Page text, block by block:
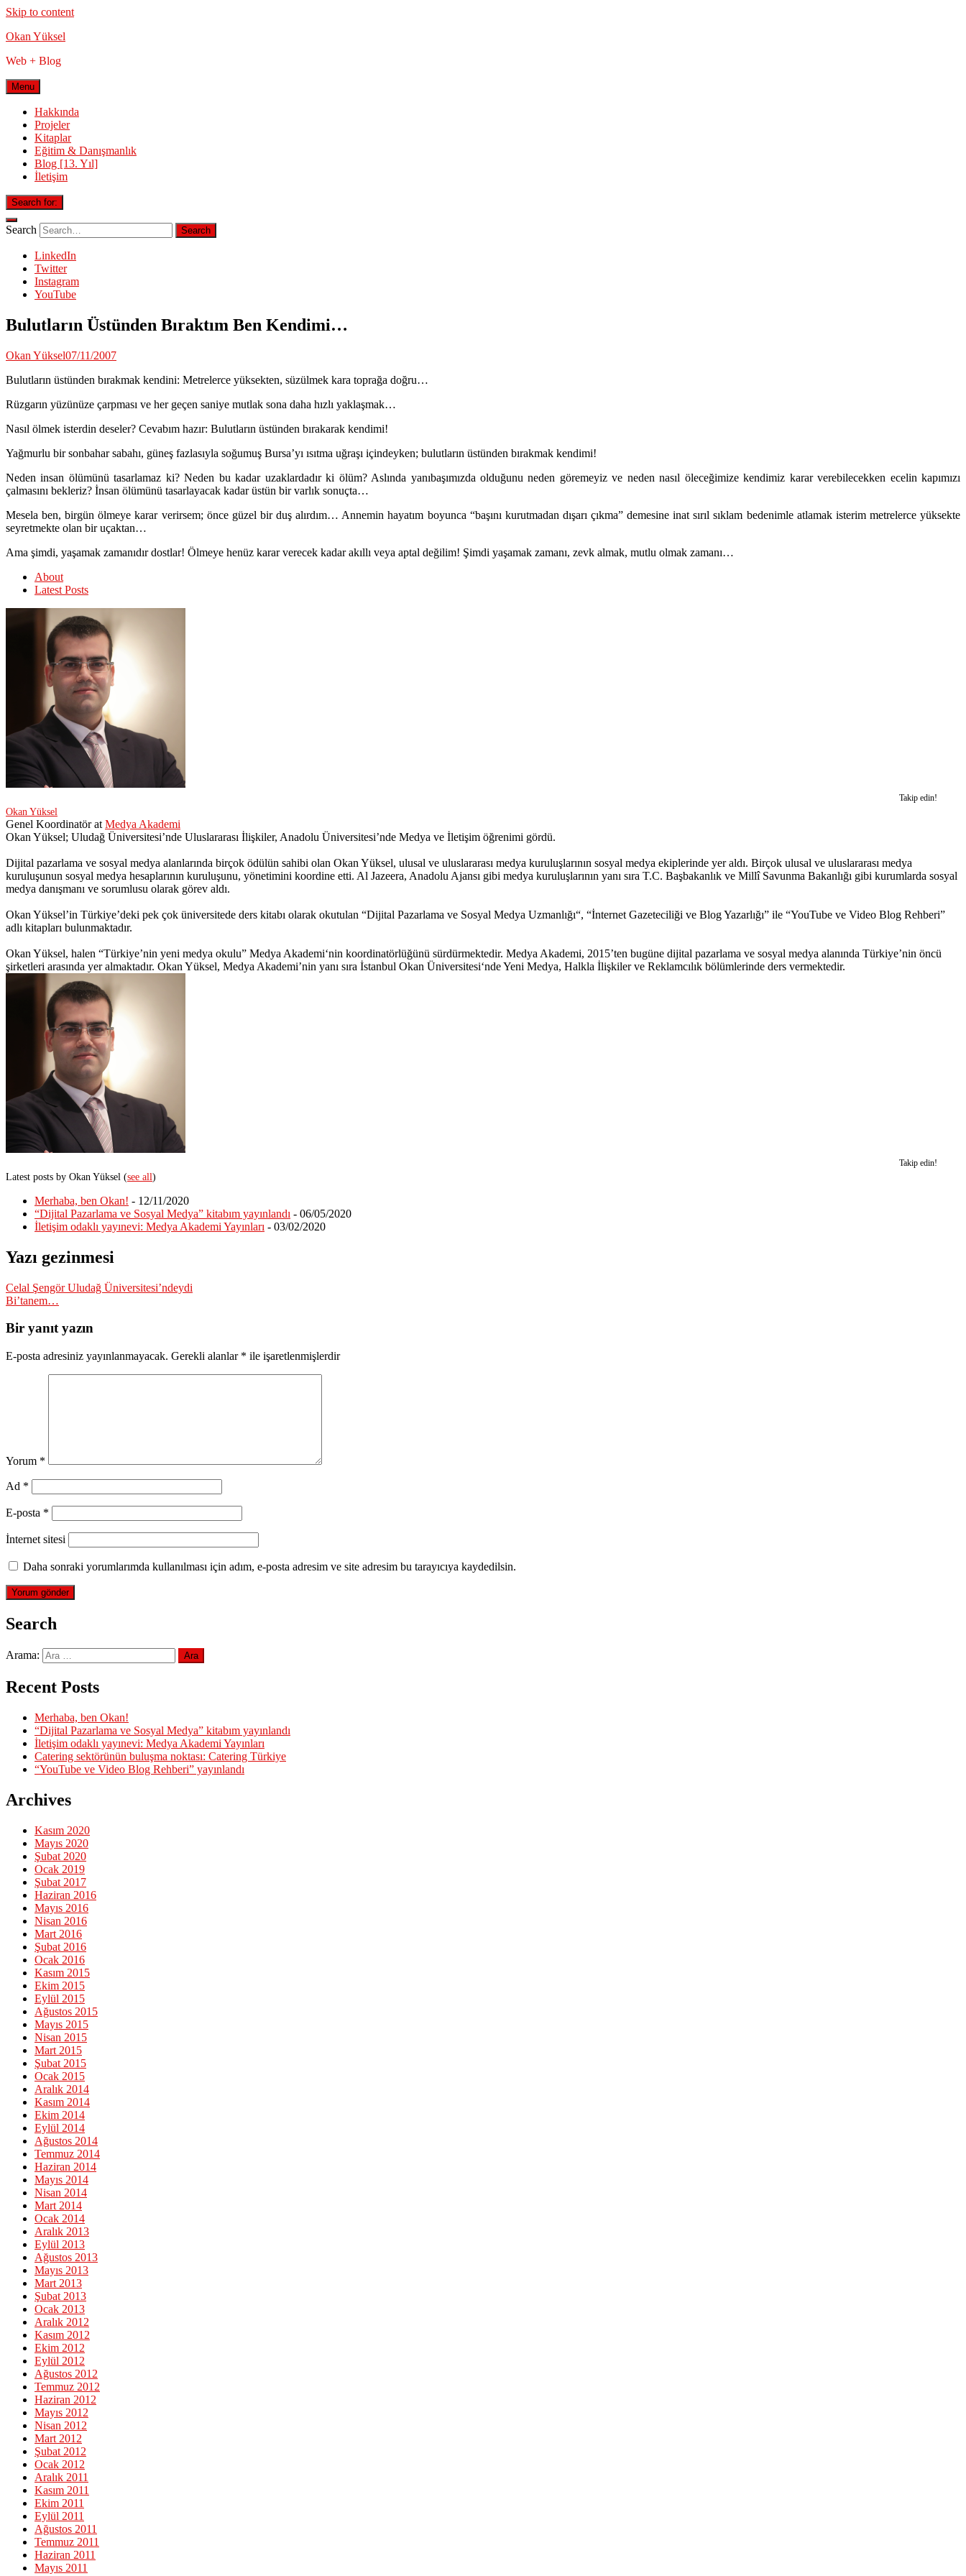
Skip to content
Okan Yüksel
Web + Blog
Menu
Hakkında
Projeler
Kitaplar
Eğitim & Danışmanlık
Blog [13. Yıl]
İletişim
Search for:
Search
LinkedIn
Twitter
Instagram
YouTube
Bulutların Üstünden Bıraktım Ben Kendimi…
Okan Yüksel07/11/2007
Bulutların üstünden bırakmak kendini: Metrelerce yüksekten, süzülmek kara toprağa doğru…
Rüzgarın yüzünüze çarpması ve her geçen saniye mutlak sona daha hızlı yaklaşmak…
Nasıl ölmek isterdin deseler? Cevabım hazır: Bulutların üstünden bırakarak kendimi!
Yağmurlu bir sonbahar sabahı, güneş fazlasıyla soğumuş Bursa’yı ısıtma uğraşı içindeyken; bulutların üstünden bırakmak kendimi!
Neden insan ölümünü tasarlamaz ki? Neden bu kadar uzaklardadır ki ölüm? Aslında yanıbaşımızda olduğunu neden göremeyiz ve neden nasıl öleceğimize kendimiz karar verebilecekken ecelin kapımızı
çalmasını bekleriz? İnsan ölümünü tasarlayacak kadar üstün bir varlık sonuçta…
Mesela ben, birgün ölmeye karar verirsem; önce güzel bir duş alırdım… Annemin hayatım boyunca “başını kurutmadan dışarı çıkma” demesine inat sırıl sıklam bedenimle atlamak isterim metrelerce yüksekte
seyretmekte olan bir uçaktan…
Ama şimdi, yaşamak zamanıdır dostlar! Ölmeye henüz karar verecek kadar akıllı veya aptal değilim! Şimdi yaşamak zamanı, zevk almak, mutlu olmak zamanı…
About
Latest Posts
Takip edin!
Okan Yüksel
Genel Koordinatörat Medya Akademi
Okan Yüksel; Uludağ Üniversitesi’nde Uluslararası İlişkiler, Anadolu Üniversitesi’nde Medya ve İletişim öğrenimi gördü.
Dijital pazarlama ve sosyal medya alanlarında birçok ödülün sahibi olan Okan Yüksel, ulusal ve uluslararası medya kuruluşlarının sosyal medya ekiplerinde yer aldı. Birçok ulusal ve uluslararası medya
kuruluşunun sosyal medya hesaplarının kuruluşunu, yönetimini koordine etti. Al Jazeera, Anadolu Ajansı gibi medya kuruluşlarının yanı sıra T.C. Başbakanlık ve Millî Savunma Bakanlığı gibi kurumlarda sosyal
medya danışmanı ve sorumlusu olarak görev aldı.
Okan Yüksel’in Türkiye’deki pek çok üniversitede ders kitabı olarak okutulan “Dijital Pazarlama ve Sosyal Medya Uzmanlığı“, “İnternet Gazeteciliği ve Blog Yazarlığı” ile “YouTube ve Video Blog Rehberi”
adlı kitapları bulunmaktadır.
Okan Yüksel, halen “Türkiye’nin yeni medya okulu” Medya Akademi‘nin koordinatörlüğünü sürdürmektedir. Medya Akademi, 2015’ten bugüne dijital pazarlama ve sosyal medya alanında Türkiye’nin öncü
şirketleri arasında yer almaktadır. Okan Yüksel, Medya Akademi’nin yanı sıra İstanbul Okan Üniversitesi‘nde Yeni Medya, Halkla İlişkiler ve Reklamcılık bölümlerinde ders vermektedir.
Takip edin!
Latest posts by Okan Yüksel (see all)
Merhaba, ben Okan! - 12/11/2020
“Dijital Pazarlama ve Sosyal Medya” kitabım yayınlandı - 06/05/2020
İletişim odaklı yayınevi: Medya Akademi Yayınları - 03/02/2020
Yazı gezinmesi
Celal Şengör Uludağ Üniversitesi’ndeydi
Bi’tanem…
Bir yanıt yazın
E-posta adresiniz yayınlanmayacak. Gerekli alanlar * ile işaretlenmişlerdir
Yorum *
Ad *
E-posta *
İnternet sitesi
Daha sonraki yorumlarımda kullanılması için adım, e-posta adresim ve site adresim bu tarayıcıya kaydedilsin.
Search
Arama:
Recent Posts
Merhaba, ben Okan!
“Dijital Pazarlama ve Sosyal Medya” kitabım yayınlandı
İletişim odaklı yayınevi: Medya Akademi Yayınları
Catering sektörünün buluşma noktası: Catering Türkiye
“YouTube ve Video Blog Rehberi” yayınlandı
Archives
Kasım 2020
Mayıs 2020
Şubat 2020
Ocak 2019
Şubat 2017
Haziran 2016
Mayıs 2016
Nisan 2016
Mart 2016
Şubat 2016
Ocak 2016
Kasım 2015
Ekim 2015
Eylül 2015
Ağustos 2015
Mayıs 2015
Nisan 2015
Mart 2015
Şubat 2015
Ocak 2015
Aralık 2014
Kasım 2014
Ekim 2014
Eylül 2014
Ağustos 2014
Temmuz 2014
Haziran 2014
Mayıs 2014
Nisan 2014
Mart 2014
Ocak 2014
Aralık 2013
Eylül 2013
Ağustos 2013
Mayıs 2013
Mart 2013
Şubat 2013
Ocak 2013
Aralık 2012
Kasım 2012
Ekim 2012
Eylül 2012
Ağustos 2012
Temmuz 2012
Haziran 2012
Mayıs 2012
Nisan 2012
Mart 2012
Şubat 2012
Ocak 2012
Aralık 2011
Kasım 2011
Ekim 2011
Eylül 2011
Ağustos 2011
Temmuz 2011
Haziran 2011
Mayıs 2011